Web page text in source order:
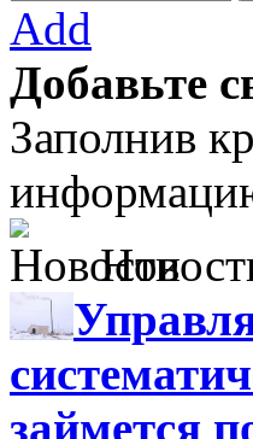
Add
Добавьте
Заполнив
займется